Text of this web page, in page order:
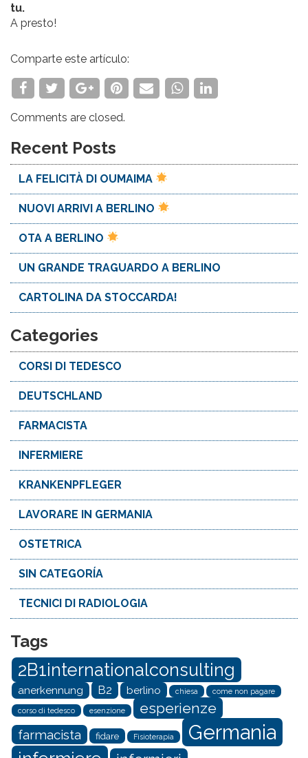
tu.
A presto!
Comparte este artículo:
Comments are closed.
Recent Posts
LA FELICITÀ DI OUMAIMA
NUOVI ARRIVI A BERLINO
OTA A BERLINO
UN GRANDE TRAGUARDO A BERLINO
CARTOLINA DA STOCCARDA!
Categories
CORSI DI TEDESCO
DEUTSCHLAND
FARMACISTA
INFERMIERE
KRANKENPFLEGER
LAVORARE IN GERMANIA
OSTETRICA
SIN CATEGORÍA
TECNICI DI RADIOLOGIA
Tags
2B1internationalconsulting
anerkennung B2 berlino chiesa come non pagare
corso di tedesco esenzione esperienze
farmacista fidare Fisioterapia Germania